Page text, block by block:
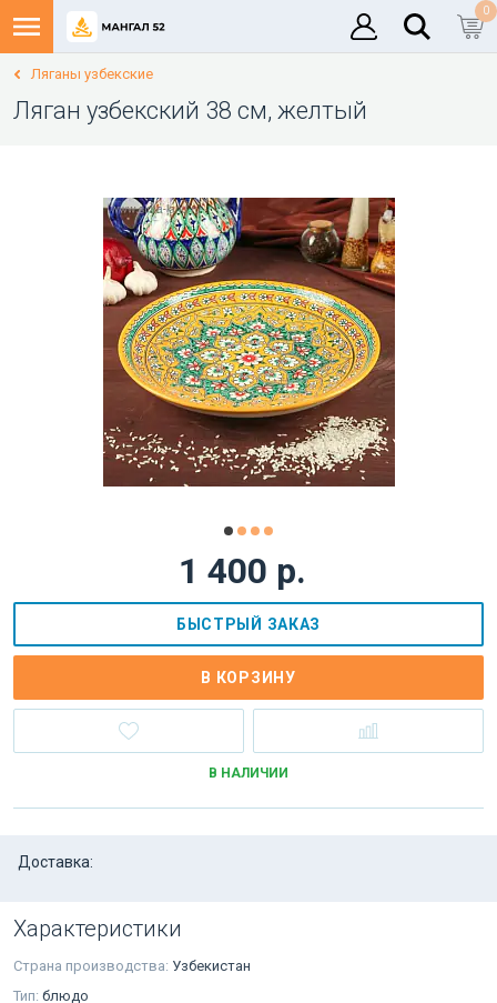
0
Ляганы узбекские
Ляган узбекский 38 см, желтый
1 400 р.
БЫСТРЫЙ ЗАКАЗ
В КОРЗИНУ
В НАЛИЧИИ
Доставка:
Характеристики
Страна производства: Узбекистан
Тип: блюдо